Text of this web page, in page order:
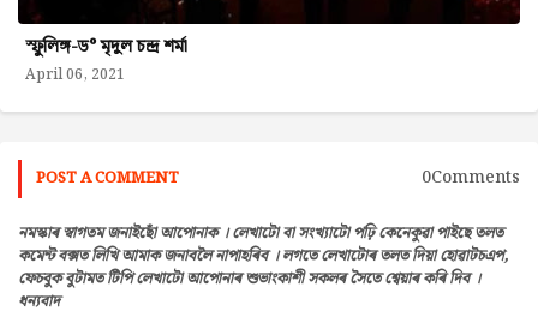
স্ফুলিঙ্গ-ড° মৃদুল চন্দ্ৰ শৰ্মা
April 06, 2021
POST A COMMENT 0Comments
নমস্কাৰ স্বাগতম জনাইছোঁ আপোনাক । লেখাটো বা সংখ্যাটো পঢ়ি কেনেকুৱা পাইছে তলত
কমেন্ট বক্সত লিখি আমাক জনাবলৈ নাপাহৰিব । লগতে লেখাটোৰ তলত দিয়া হোৱাটচএপ,
ফেচবুক বুটামত টিপি লেখাটো আপোনাৰ শুভাংকাশী সকলৰ সৈতে শ্বেয়াৰ কৰি দিব ।
ধন্যবাদ